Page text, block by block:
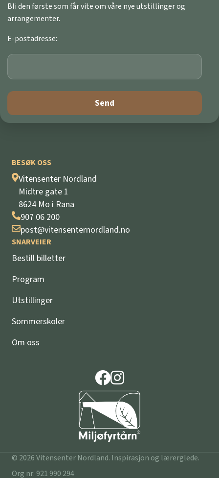
Bli den første som får vite om våre nye utstillinger og
arrangementer.
E-postadresse:
BESØK OSS
Vitensenter Nordland
Midtre gate 1
8624 Mo i Rana
907 06 200
post@vitensenternordland.no
SNARVEIER
Bestill billetter
Program
Utstillinger
Sommerskoler
Om oss
© 2026 Vitensenter Nordland. Inspirasjon og lærerglede.
Org nr: 921 990 294